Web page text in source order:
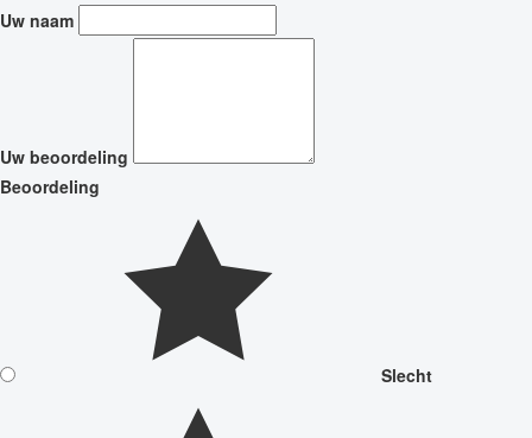
Uw naam
Uw beoordeling
Beoordeling
Slecht